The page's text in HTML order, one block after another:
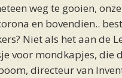
weg te gooien,
en bovendien..
Niet als het aan de
voor mondkapjes, die
directeur van